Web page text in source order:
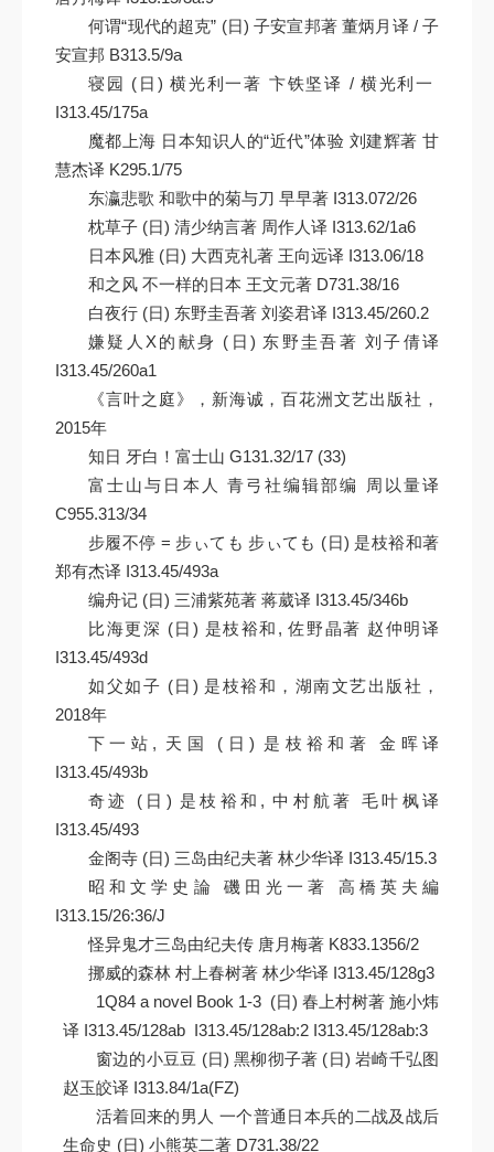
何谓“现代的超克” (日) 子安宣邦著 董炳月译 / 子
安宣邦 B313.5/9a
寝园 (日) 横光利一著 卞铁坚译 / 横光利一
I313.45/175a
魔都上海 日本知识人的“近代”体验 刘建辉著 甘
慧杰译 K295.1/75
东瀛悲歌 和歌中的菊与刀 早早著 I313.072/26
枕草子 (日) 清少纳言著 周作人译 I313.62/1a6
日本风雅 (日) 大西克礼著 王向远译 I313.06/18
和之风 不一样的日本 王文元著 D731.38/16
白夜行 (日) 东野圭吾著 刘姿君译 I313.45/260.2
嫌疑人X的献身 (日) 东野圭吾著 刘子倩译
I313.45/260a1
《言叶之庭》，新海诚，百花洲文艺出版社，
2015年
知日 牙白！富士山 G131.32/17 (33)
富士山与日本人 青弓社编辑部编 周以量译
C955.313/34
步履不停 = 步ぃても 步ぃても (日) 是枝裕和著
郑有杰译 I313.45/493a
编舟记 (日) 三浦紫苑著 蒋葳译 I313.45/346b
比海更深 (日) 是枝裕和, 佐野晶著 赵仲明译
I313.45/493d
如父如子 (日) 是枝裕和，湖南文艺出版社，
2018年
下一站, 天国 (日) 是枝裕和著 金晖译
I313.45/493b
奇迹 (日) 是枝裕和, 中村航著 毛叶枫译
I313.45/493
金阁寺 (日) 三岛由纪夫著 林少华译 I313.45/15.3
昭和文学史論 磯田光一著 高橋英夫編
I313.15/26:36/J
怪异鬼才三岛由纪夫传 唐月梅著 K833.1356/2
挪威的森林 村上春树著 林少华译 I313.45/128g3
1Q84 a novel Book 1-3 (日) 春上村树著 施小炜
译 I313.45/128ab I313.45/128ab:2 I313.45/128ab:3
窗边的小豆豆 (日) 黑柳彻子著 (日) 岩崎千弘图
赵玉皎译 I313.84/1a(FZ)
活着回来的男人 一个普通日本兵的二战及战后
生命史 (日) 小熊英二著 D731.38/22